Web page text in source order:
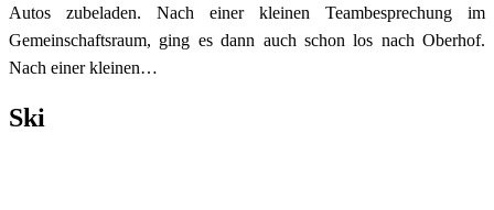
Autos zubeladen. Nach einer kleinen Teambesprechung im
Gemeinschaftsraum, ging es dann auch schon los nach Oberhof.
Nach einer kleinen…
Category:
Ski